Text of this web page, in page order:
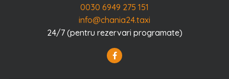
0030 6949 275 151
info@chania24.taxi
24/7 (pentru rezervari programate)